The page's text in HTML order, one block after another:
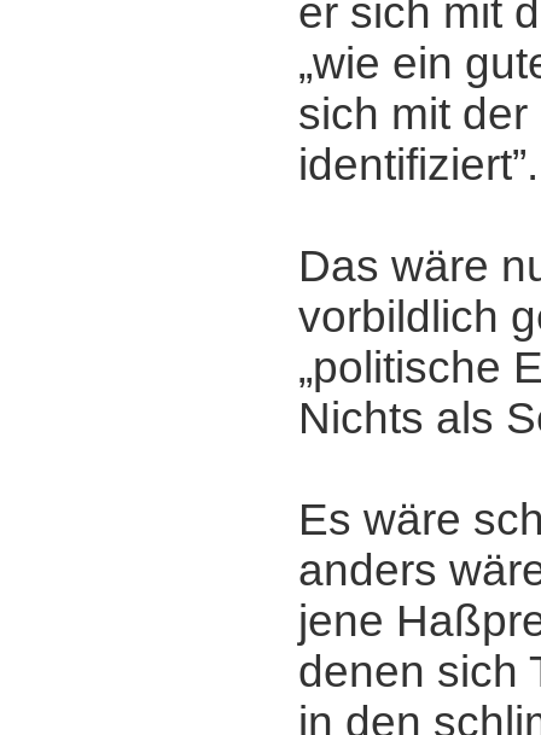
er sich mit
„wie ein
sich mit
identifiziert”.
Das wäre
vorbildlich
„politische
Nichts als
Es wäre
anders
jene
denen sich
in den